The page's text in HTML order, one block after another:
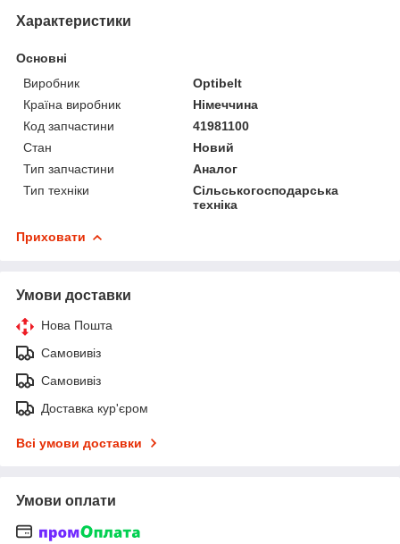
Характеристики
Основні
Виробник
Optibelt
Країна виробник
Німеччина
Код запчастини
41981100
Стан
Новий
Тип запчастини
Аналог
Тип техніки
Сільськогосподарська
техніка
Приховати
Умови доставки
Нова Пошта
Самовивіз
Самовивіз
Доставка кур'єром
Всі умови доставки
Умови оплати